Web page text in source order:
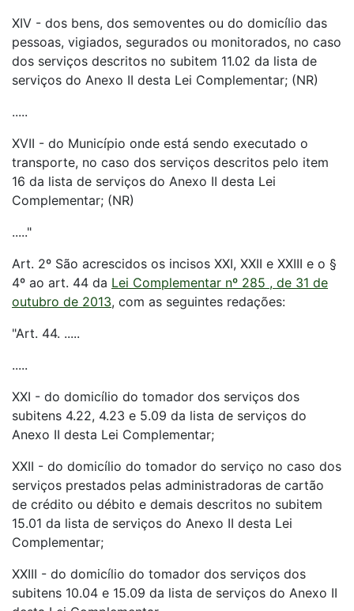
XIV - dos bens, dos semoventes ou do domicílio das
pessoas, vigiados, segurados ou monitorados, no caso
dos serviços descritos no subitem 11.02 da lista de
serviços do Anexo II desta Lei Complementar; (NR)
.....
XVII - do Município onde está sendo executado o
transporte, no caso dos serviços descritos pelo item
16 da lista de serviços do Anexo II desta Lei
Complementar; (NR)
....."
Art. 2º São acrescidos os incisos XXI, XXII e XXIII e o §
4º ao art. 44 da Lei Complementar nº 285 , de 31 de
outubro de 2013, com as seguintes redações:
"Art. 44. .....
.....
XXI - do domicílio do tomador dos serviços dos
subitens 4.22, 4.23 e 5.09 da lista de serviços do
Anexo II desta Lei Complementar;
XXII - do domicílio do tomador do serviço no caso dos
serviços prestados pelas administradoras de cartão
de crédito ou débito e demais descritos no subitem
15.01 da lista de serviços do Anexo II desta Lei
Complementar;
XXIII - do domicílio do tomador dos serviços dos
subitens 10.04 e 15.09 da lista de serviços do Anexo II